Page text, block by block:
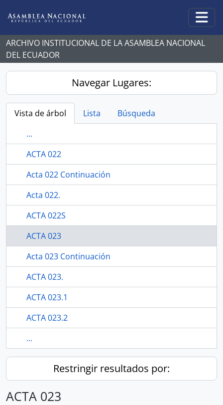
ARCHIVO INSTITUCIONAL DE LA ASAMBLEA NACIONAL
DEL ECUADOR
Navegar Lugares:
Vista de árbol Lista
Búsqueda
...
ACTA 022
Acta 022 Continuación
Acta 022.
ACTA 022S
ACTA 023
Acta 023 Continuación
ACTA 023.
ACTA 023.1
ACTA 023.2
...
Restringir resultados por:
ACTA 023